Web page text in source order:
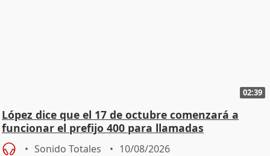
02:39
López dice que el 17 de octubre comenzará a
funcionar el prefijo 400 para llamadas
comerciales
Sonido Totales 10/08/2026